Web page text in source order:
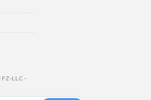
FZ-LLC -